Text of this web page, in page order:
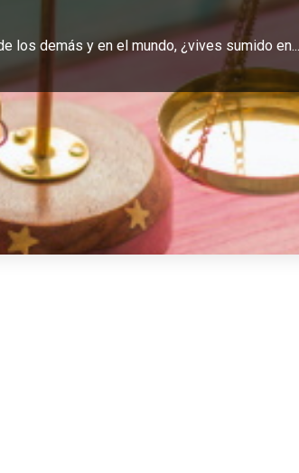
los demás y en el mundo, ¿vives sumido en...